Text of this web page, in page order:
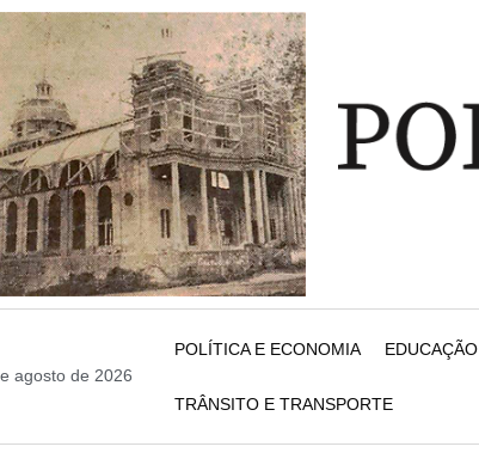
agosto de 2026
POLÍTICA E ECONOMIA EDUCAÇÃO
TRÂNSITO E TRANSPORTE